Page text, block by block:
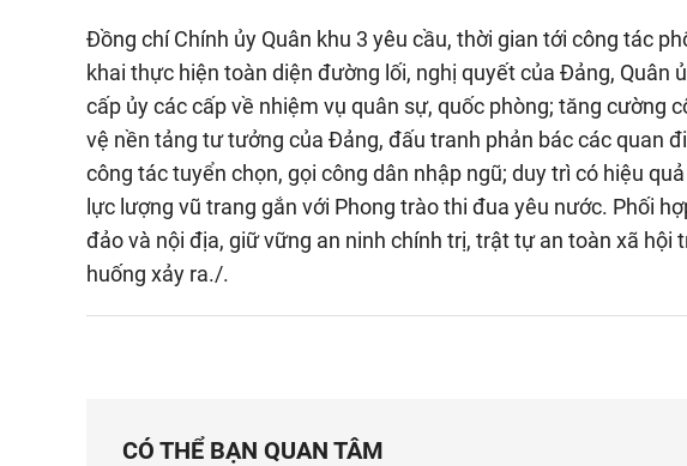
Đồng chí Chính ủy Quân khu 3 yêu cầu, thời gian tới công tác
khai thực hiện toàn diện đường lối, nghị quyết của Đảng, Quân
cấp ủy các cấp về nhiệm vụ quân sự, quốc phòng; tăng cường
vệ nền tảng tư tưởng của Đảng, đấu tranh phản bác các quan
công tác tuyển chọn, gọi công dân nhập ngũ; duy trì có hiệu
lực lượng vũ trang gắn với Phong trào thi đua yêu nước. Phối
đảo và nội địa, giữ vững an ninh chính trị, trật tự an toàn xã hội
huống xảy ra./.
CÓ THỂ BẠN QUAN TÂM